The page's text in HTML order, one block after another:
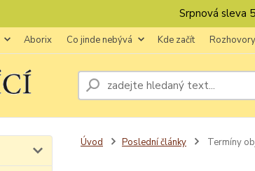
Srpnová sleva
Aborix Co jinde nebývá Kde začít Rozhovory
Úvod Poslední články Termíny